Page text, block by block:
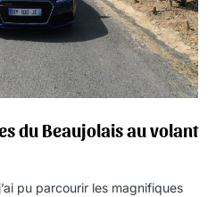
du Beaujolais au volant
pu parcourir les magnifiques